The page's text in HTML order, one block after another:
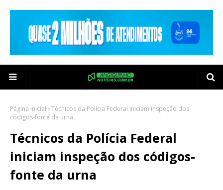
Página inicial
Técnicos da Polícia Federal iniciam inspeção dos
códigos-fonte da urna
Técnicos da Polícia Federal
iniciam inspeção dos códigos-
fonte da urna